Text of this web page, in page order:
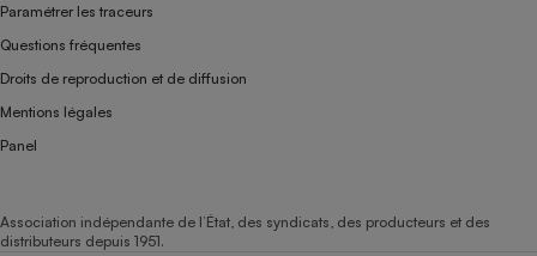
Paramétrer les traceurs
Questions fréquentes
Droits de reproduction et de diffusion
Mentions légales
Panel
Association indépendante de l’État, des syndicats, des producteurs et des
distributeurs depuis 1951.